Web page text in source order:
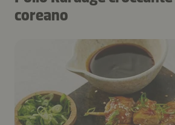
coreano